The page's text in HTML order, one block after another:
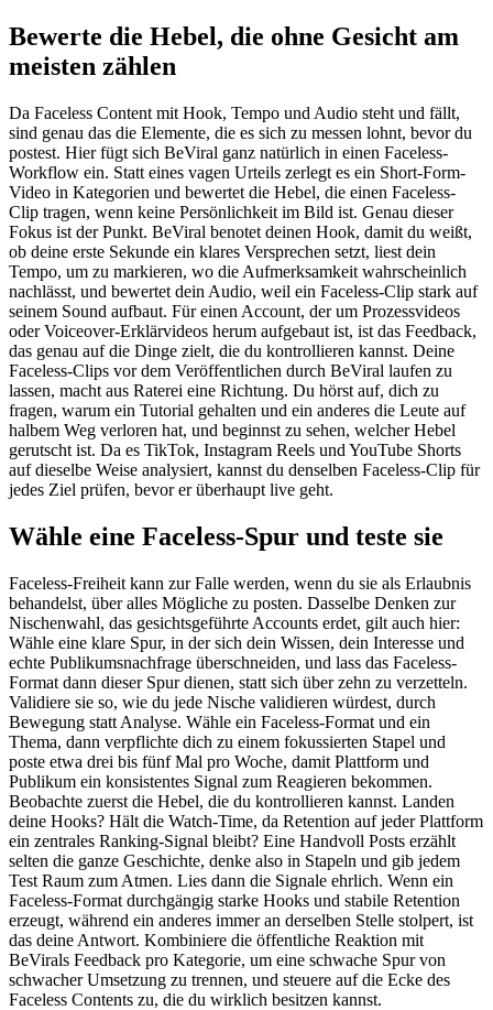
Bewerte die Hebel, die ohne Gesicht am
meisten zählen
Da Faceless Content mit Hook, Tempo und Audio steht und fällt,
sind genau das die Elemente, die es sich zu messen lohnt, bevor du
postest. Hier fügt sich BeViral ganz natürlich in einen Faceless-
Workflow ein. Statt eines vagen Urteils zerlegt es ein Short-Form-
Video in Kategorien und bewertet die Hebel, die einen Faceless-
Clip tragen, wenn keine Persönlichkeit im Bild ist. Genau dieser
Fokus ist der Punkt. BeViral benotet deinen Hook, damit du weißt,
ob deine erste Sekunde ein klares Versprechen setzt, liest dein
Tempo, um zu markieren, wo die Aufmerksamkeit wahrscheinlich
nachlässt, und bewertet dein Audio, weil ein Faceless-Clip stark auf
seinem Sound aufbaut. Für einen Account, der um Prozessvideos
oder Voiceover-Erklärvideos herum aufgebaut ist, ist das Feedback,
das genau auf die Dinge zielt, die du kontrollieren kannst. Deine
Faceless-Clips vor dem Veröffentlichen durch BeViral laufen zu
lassen, macht aus Raterei eine Richtung. Du hörst auf, dich zu
fragen, warum ein Tutorial gehalten und ein anderes die Leute auf
halbem Weg verloren hat, und beginnst zu sehen, welcher Hebel
gerutscht ist. Da es TikTok, Instagram Reels und YouTube Shorts
auf dieselbe Weise analysiert, kannst du denselben Faceless-Clip für
jedes Ziel prüfen, bevor er überhaupt live geht.
Wähle eine Faceless-Spur und teste sie
Faceless-Freiheit kann zur Falle werden, wenn du sie als Erlaubnis
behandelst, über alles Mögliche zu posten. Dasselbe Denken zur
Nischenwahl, das gesichtsgeführte Accounts erdet, gilt auch hier:
Wähle eine klare Spur, in der sich dein Wissen, dein Interesse und
echte Publikumsnachfrage überschneiden, und lass das Faceless-
Format dann dieser Spur dienen, statt sich über zehn zu verzetteln.
Validiere sie so, wie du jede Nische validieren würdest, durch
Bewegung statt Analyse. Wähle ein Faceless-Format und ein
Thema, dann verpflichte dich zu einem fokussierten Stapel und
poste etwa drei bis fünf Mal pro Woche, damit Plattform und
Publikum ein konsistentes Signal zum Reagieren bekommen.
Beobachte zuerst die Hebel, die du kontrollieren kannst. Landen
deine Hooks? Hält die Watch-Time, da Retention auf jeder Plattform
ein zentrales Ranking-Signal bleibt? Eine Handvoll Posts erzählt
selten die ganze Geschichte, denke also in Stapeln und gib jedem
Test Raum zum Atmen. Lies dann die Signale ehrlich. Wenn ein
Faceless-Format durchgängig starke Hooks und stabile Retention
erzeugt, während ein anderes immer an derselben Stelle stolpert, ist
das deine Antwort. Kombiniere die öffentliche Reaktion mit
BeVirals Feedback pro Kategorie, um eine schwache Spur von
schwacher Umsetzung zu trennen, und steuere auf die Ecke des
Faceless Contents zu, die du wirklich besitzen kannst.